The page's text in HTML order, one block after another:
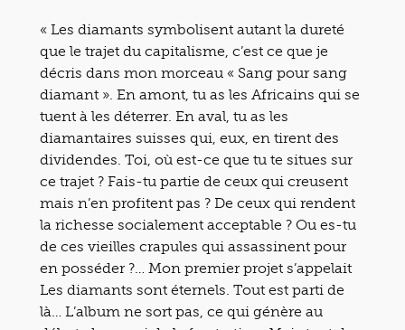
« Les diamants symbolisent autant la dureté
que le trajet du capitalisme, c’est ce que je
décris dans mon morceau « Sang pour sang
diamant ». En amont, tu as les Africains qui se
tuent à les déterrer. En aval, tu as les
diamantaires suisses qui, eux, en tirent des
dividendes. Toi, où est-ce que tu te situes sur
ce trajet ? Fais-tu partie de ceux qui creusent
mais n’en profitent pas ? De ceux qui rendent
la richesse socialement acceptable ? Ou es-tu
de ces vieilles crapules qui assassinent pour
en posséder ?… Mon premier projet s’appelait
Les diamants sont éternels. Tout est parti de
là… L’album ne sort pas, ce qui génère au